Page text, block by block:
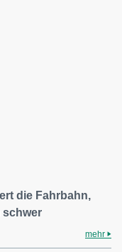
die Fahrbahn,
schwer
mehr